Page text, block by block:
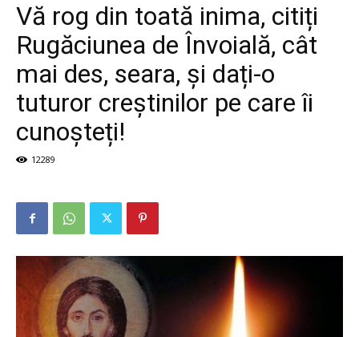
Vă rog din toată inima, citiți
Rugăciunea de Învoială, cât
mai des, seara, și dați-o
tuturor creștinilor pe care îi
cunoșteți!
12289